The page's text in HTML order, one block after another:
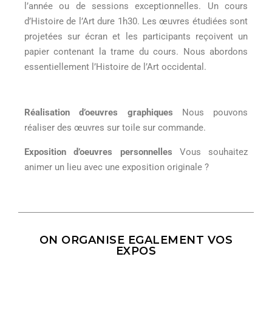
l’année ou de sessions exceptionnelles. Un cours
d’Histoire de l’Art dure 1h30. Les œuvres étudiées sont
projetées sur écran et les participants reçoivent un
papier contenant la trame du cours. Nous abordons
essentiellement l’Histoire de l’Art occidental.
Réalisation d’oeuvres graphiques Nous pouvons
réaliser des œuvres sur toile sur commande.
Exposition d’oeuvres personnelles Vous souhaitez
animer un lieu avec une exposition originale ?
ON ORGANISE EGALEMENT VOS
EXPOS